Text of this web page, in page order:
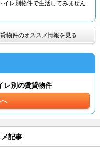
イレ別物件で生活してみません
物件のオススメ情報を見る
レ別の賃貸物件
記事